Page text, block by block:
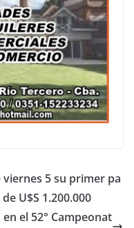
5 su primer pa
U$S 1.200.000
el 52° Campeonat